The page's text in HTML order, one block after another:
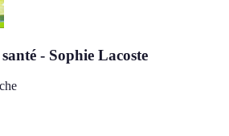
- Sophie Lacoste